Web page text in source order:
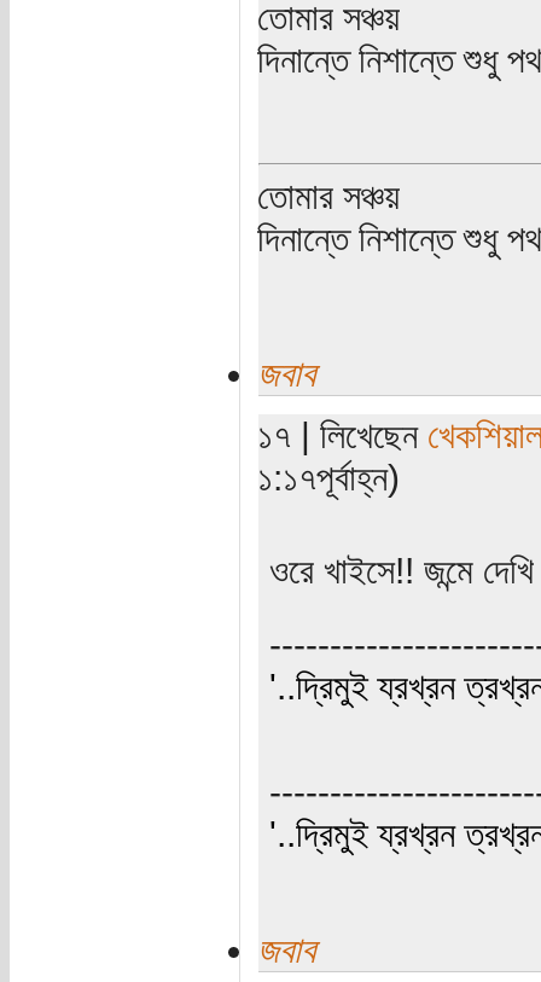
তোমার সঞ্চয়
দিনান্তে নিশান্তে শুধু
তোমার সঞ্চয়
দিনান্তে নিশান্তে শুধু
জবাব
১৭ | লিখেছেন
১:১৭পূর্বাহ্ন)
ওরে খাইসে!! জন্মে
'..দ্রিমুই য্রখ্রন
'..দ্রিমুই য্রখ্রন
জবাব